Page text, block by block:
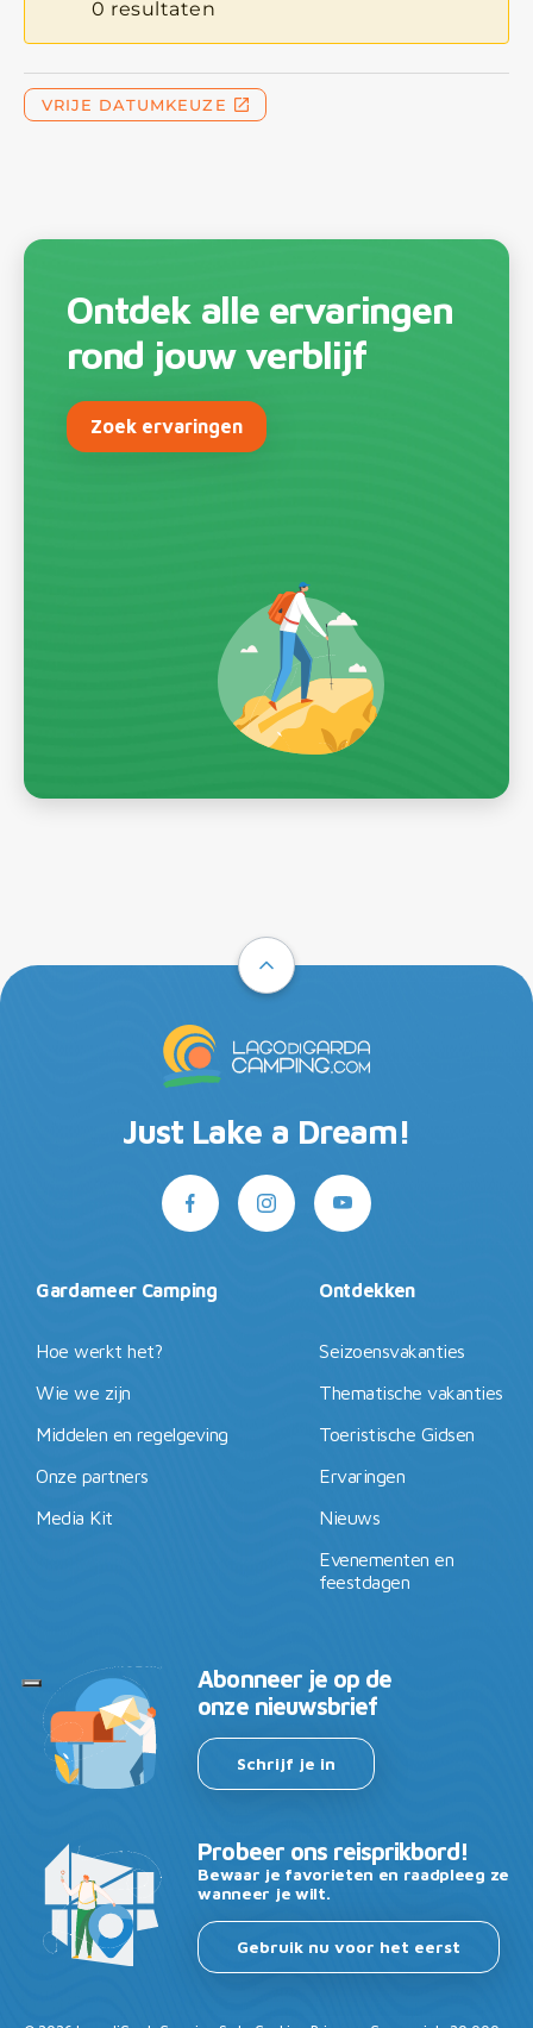
Ontdek alle ervaringen
rond jouw verblijf
Zoek ervaringen
Just Lake a Dream!
Gardameer Camping
Hoe werkt het?
Wie we zijn
Middelen en regelgeving
Onze partners
Media Kit
Ontdekken
Seizoensvakanties
Thematische vakanties
Toeristische Gidsen
Ervaringen
Nieuws
Evenementen en
feestdagen
Abonneer je op de
onze nieuwsbrief
Schrijf je in
Probeer ons reisprikbord!
Bewaar je favorieten en raadpleeg ze
wanneer je wilt.
Gebruik nu voor het eerst